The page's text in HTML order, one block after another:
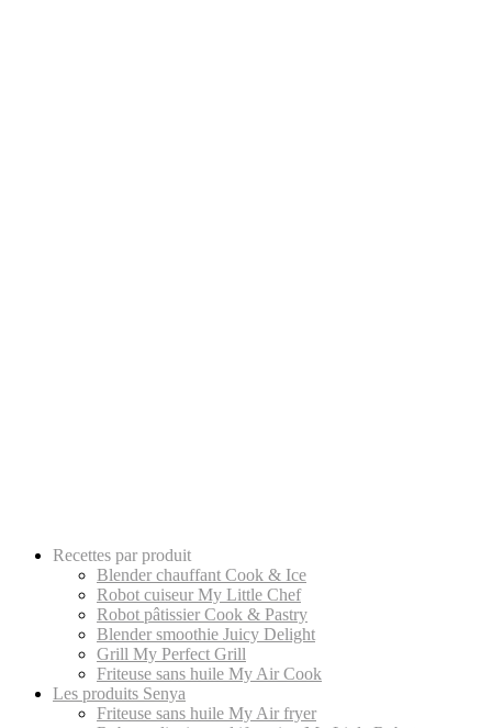
Recettes par produit
Blender chauffant Cook & Ice
Robot cuiseur My Little Chef
Robot pâtissier Cook & Pastry
Blender smoothie Juicy Delight
Grill My Perfect Grill
Friteuse sans huile My Air Cook
Les produits Senya
Friteuse sans huile My Air fryer